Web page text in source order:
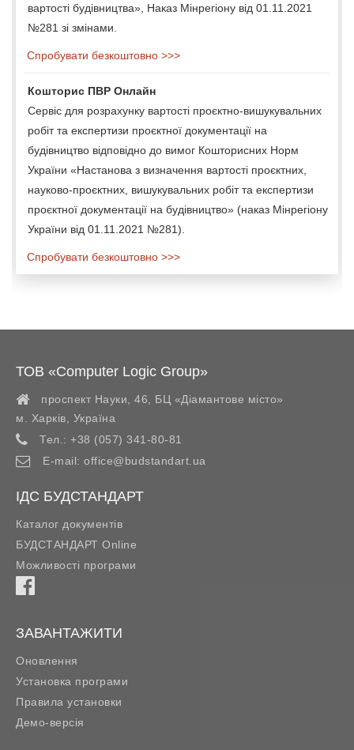
вартості будівництва», Наказ Мінрегіону від 01.11.2021
№281 зі змінами.
Спробувати безкоштовно >>>
Кошторис ПВР Онлайн
Сервіс для розрахунку вартості проєктно-вишукувальних
робіт та експертизи проєктної документації на
будівництво відповідно до вимог Кошторисних Норм
України «Настанова з визначення вартості проєктних,
науково-проєктних, вишукувальних робіт та експертизи
проєктної документації на будівництво» (наказ Мінрегіону
України від 01.11.2021 №281).
Спробувати безкоштовно >>>
ТОВ «Computer Logic Group»
проспект Науки, 46, БЦ «Діамантове місто»
м. Харків
Україна
Тел.: +38 (057) 341-80-81
E-mail: office@budstandart.ua
ІДС БУДСТАНДАРТ
Каталог документів
БУДСТАНДАРТ Online
Можливості програми
ЗАВАНТАЖИТИ
Оновлення
Установка програми
Правила установки
Демо-версія